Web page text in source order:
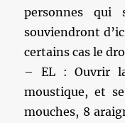
personnes qui
souviendront
certains cas le
– EL : Ouvrir
moustique, et
mouches, 8